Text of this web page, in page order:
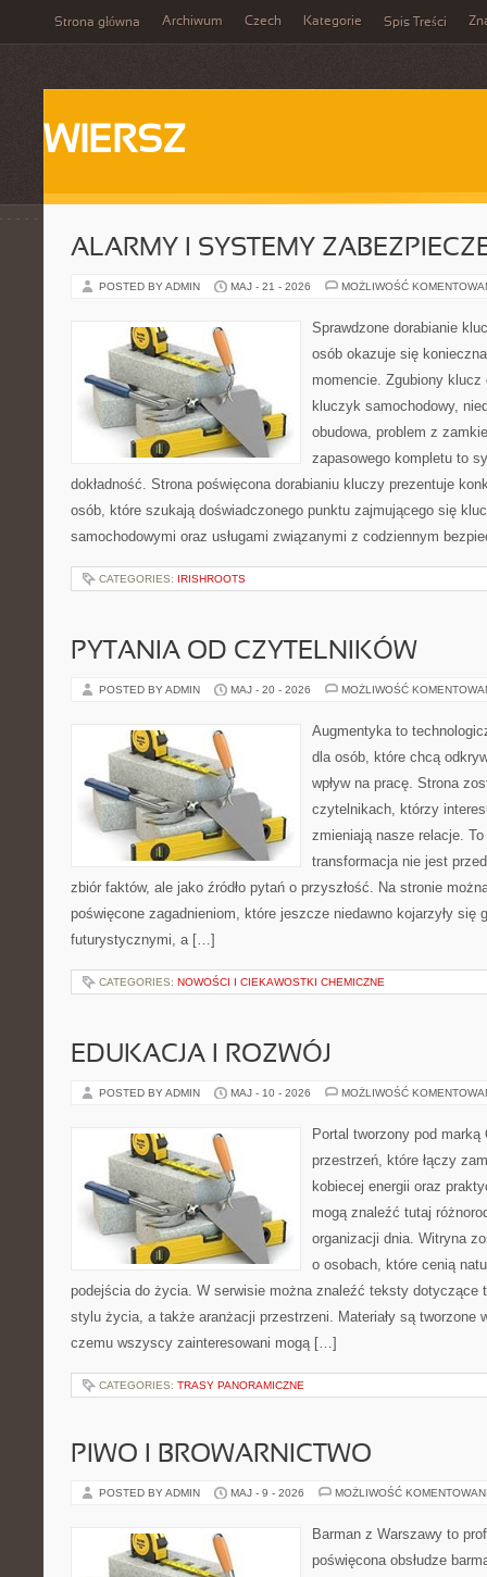
Strona główna Archiwum Czech Kategorie Spis Treści
WIERSZ
ALARMY I SYSTEMY
POSTED BY ADMIN MAJ - 21 - 2026 MOŻLIWOŚĆ
Sprawdzone dorabianie
osób okazuje się
momencie. Zgubiony
kluczyk samochodowy,
obudowa, problem z
zapasowego kompletu to
dokładność. Strona poświęcona dorabianiu kluczy prezentuje
osób, które szukają doświadczonego punktu zajmującego się
samochodowymi oraz usługami związanymi z codziennym
CATEGORIES: IRISHROOTS
PYTANIA OD CZYTELNIKÓW
POSTED BY ADMIN MAJ - 20 - 2026 MOŻLIWOŚĆ
Augmentyka to
dla osób, które chcą
wpływ na pracę. Strona
czytelnikach, którzy
zmieniają nasze relacje.
transformacja nie jest
zbiór faktów, ale jako źródło pytań o przyszłość. Na stronie
poświęcone zagadnieniom, które jeszcze niedawno kojarzyły się
futurystycznymi, a […]
CATEGORIES: NOWOŚCI I CIEKAWOSTKI CHEMICZNE
EDUKACJA I ROZWÓJ
POSTED BY ADMIN MAJ - 10 - 2026 MOŻLIWOŚĆ
Portal tworzony pod
przestrzeń, które łączy
kobiecej energii oraz
mogą znaleźć tutaj
organizacji dnia. Witryna
o osobach, które cenią
podejścia do życia. W serwisie można znaleźć teksty dotyczące
stylu życia, a także aranżacji przestrzeni. Materiały są tworzone
czemu wszyscy zainteresowani mogą […]
CATEGORIES: TRASY PANORAMICZNE
PIWO I BROWARNICTWO
POSTED BY ADMIN MAJ - 9 - 2026 MOŻLIWOŚĆ
Barman z Warszawy to
poświęcona obsłudze